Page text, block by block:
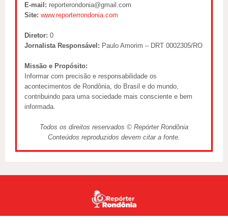
E-mail: reporterondonia@gmail.com
Site: www.reporterrondonia.com
Diretor: 0
Jornalista Responsável: Paulo Amorim – DRT 0002305/RO
Missão e Propósito:
Informar com precisão e responsabilidade os
acontecimentos de Rondônia, do Brasil e do mundo,
contribuindo para uma sociedade mais consciente e bem
informada.
Todos os direitos reservados © Repórter Rondônia
Conteúdos reproduzidos devem citar a fonte.